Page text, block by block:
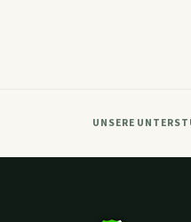
UNSERE